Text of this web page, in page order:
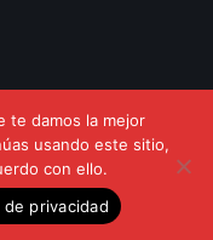
Socialista de
Política de Cookies
te damos la mejor
usando este sitio,
con ello.
de privacidad